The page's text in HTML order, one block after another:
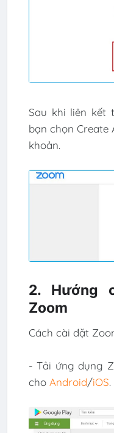
Sau khi liên kết
bạn chọn
khoản.
2. Hướng
Zoom
Cách cài đặt
- Tải ứng dụng
cho Android/iOS.